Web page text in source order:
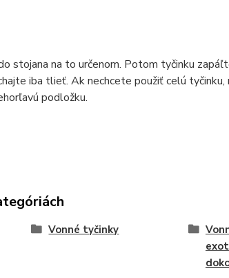
stojana na to určenom. Potom tyčinku
iba tlieť. Ak nechcete použiť celú
podložku.
Vonné tyčinky